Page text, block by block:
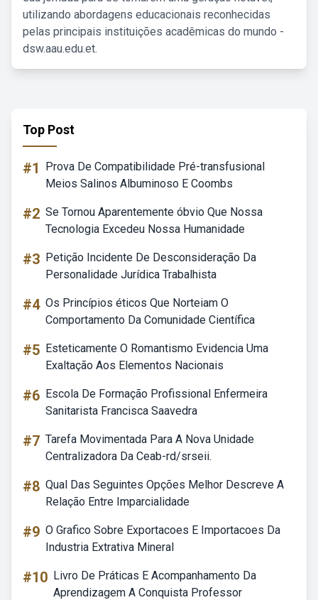
utilizando abordagens educacionais reconhecidas
pelas principais instituições acadêmicas do mundo -
dsw.aau.edu.et.
Top Post
#1
Prova De Compatibilidade Pré-transfusional
Meios Salinos Albuminoso E Coombs
#2 Se Tornou Aparentemente óbvio Que Nossa
Tecnologia Excedeu Nossa Humanidade
#3 Petição Incidente De Desconsideração Da
Personalidade Jurídica Trabalhista
#4 Os Princípios éticos Que Norteiam O
Comportamento Da Comunidade Científica
#5 Esteticamente O Romantismo Evidencia Uma
Exaltação Aos Elementos Nacionais
#6 Escola De Formação Profissional Enfermeira
Sanitarista Francisca Saavedra
#7 Tarefa Movimentada Para A Nova Unidade
Centralizadora Da Ceab-rd/srseii.
#8 Qual Das Seguintes Opções Melhor Descreve A
Relação Entre Imparcialidade
#9 O Grafico Sobre Exportacoes E Importacoes Da
Industria Extrativa Mineral
#10 Livro De Práticas E Acompanhamento Da
Aprendizagem A Conquista Professor